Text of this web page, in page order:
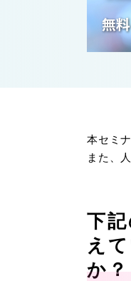
本セミ
また、
下
え
か？